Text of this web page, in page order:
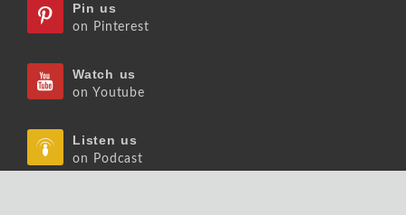
Pin us
on Pinterest
Watch us
on Youtube
Listen us
on Podcast